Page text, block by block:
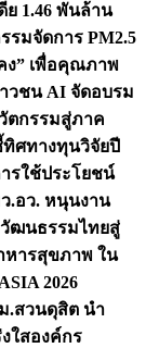
ย 1.46 พันล้าน
รมจัดการ PM2.5
ง” เพื่อคุณภาพ
วชน AI จัดอบรม
ตกรรมสู่ภาค
ทิศทางทุนวิจัยปี
รใช้ประโยชน์
.อว. หนุนงาน
ฒนธรรมไทยสู่
หารสุขภาพ ใน
2026
.สวนดุสิต นำ
ใสองค์กร